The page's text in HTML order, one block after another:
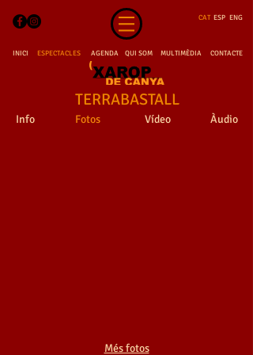
CAT ESP ENG
INICI ESPECTACLES AGENDA QUI SOM MULTIMÈDIA CONTACTE
TERRABASTALL
Info Fotos Vídeo Àudio
Més fotos